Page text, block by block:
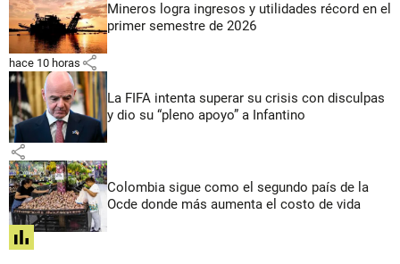
Mineros logra ingresos y utilidades récord en el
primer semestre de 2026
hace 10 horas share
La FIFA intenta superar su crisis con disculpas
y dio su “pleno apoyo” a Infantino
share
Colombia sigue como el segundo país de la
Ocde donde más aumenta el costo de vida
share